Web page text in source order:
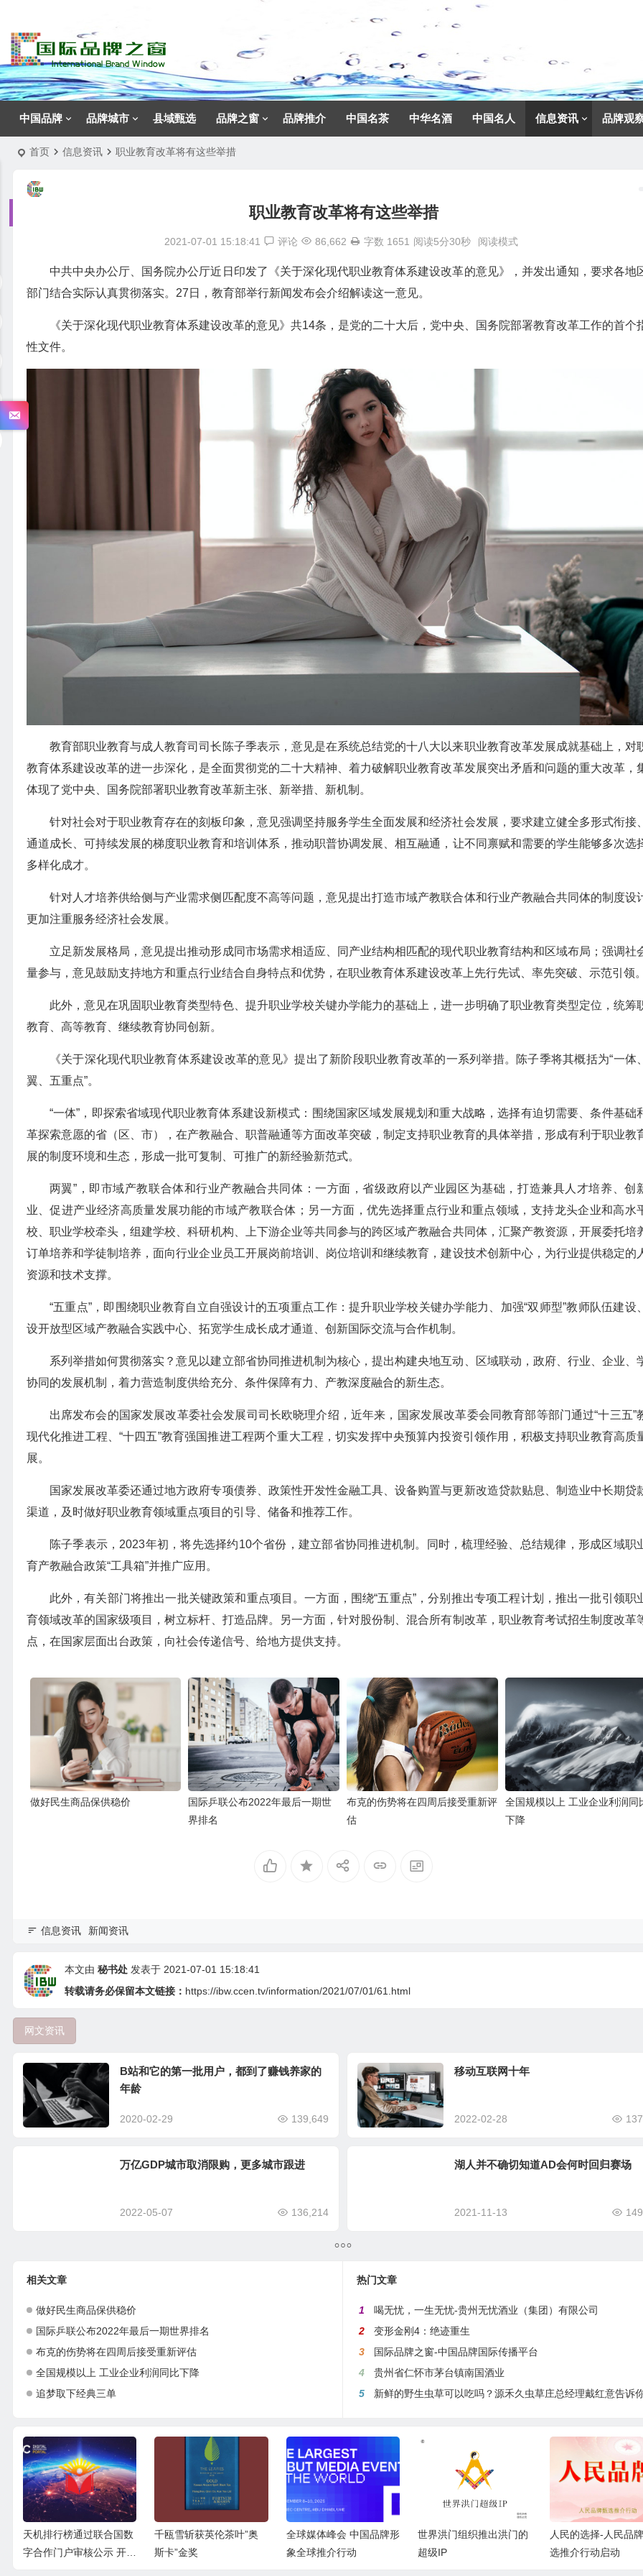
中国品牌 品牌城市 县域甄选 品牌之窗 品牌推介 中国名茶 中华名酒 中国名人 信息资讯 品牌观
首页 信息资讯 职业教育改革将有这些举措
职业教育改革将有这些举措
2021-07-01 15:18:41 评论 86,662 字数 1651 阅读5分30秒 阅读模式
中共中央办公厅、国务院办公厅近日印发了《关于深化现代职业教育体系建设改革的意见》，并发出通知，要求各地
部门结合实际认真贯彻落实。27日，教育部举行新闻发布会介绍解读这一意见。
《关于深化现代职业教育体系建设改革的意见》共14条，是党的二十大后，党中央、国务院部署教育改革工作的首个
性文件。
教育部职业教育与成人教育司司长陈子季表示，意见是在系统总结党的十八大以来职业教育改革发展成就基础上，对
教育体系建设改革的进一步深化，是全面贯彻党的二十大精神、着力破解职业教育改革发展突出矛盾和问题的重大改革，
体现了党中央、国务院部署职业教育改革新主张、新举措、新机制。
针对社会对于职业教育存在的刻板印象，意见强调坚持服务学生全面发展和经济社会发展，要求建立健全多形式衔接
通道成长、可持续发展的梯度职业教育和培训体系，推动职普协调发展、相互融通，让不同禀赋和需要的学生能够多次选
多样化成才。
针对人才培养供给侧与产业需求侧匹配度不高等问题，意见提出打造市域产教联合体和行业产教融合共同体的制度设
更加注重服务经济社会发展。
立足新发展格局，意见提出推动形成同市场需求相适应、同产业结构相匹配的现代职业教育结构和区域布局；强调社
量参与，意见鼓励支持地方和重点行业结合自身特点和优势，在职业教育体系建设改革上先行先试、率先突破、示范引领
此外，意见在巩固职业教育类型特色、提升职业学校关键办学能力的基础上，进一步明确了职业教育类型定位，统筹
教育、高等教育、继续教育协同创新。
《关于深化现代职业教育体系建设改革的意见》提出了新阶段职业教育改革的一系列举措。陈子季将其概括为“一体
翼、五重点”。
“一体”，即探索省域现代职业教育体系建设新模式：围绕国家区域发展规划和重大战略，选择有迫切需要、条件基础
革探索意愿的省（区、市），在产教融合、职普融通等方面改革突破，制定支持职业教育的具体举措，形成有利于职业教
展的制度环境和生态，形成一批可复制、可推广的新经验新范式。
两翼”，即市域产教联合体和行业产教融合共同体：一方面，省级政府以产业园区为基础，打造兼具人才培养、创
业、促进产业经济高质量发展功能的市域产教联合体；另一方面，优先选择重点行业和重点领域，支持龙头企业和高水
校、职业学校牵头，组建学校、科研机构、上下游企业等共同参与的跨区域产教融合共同体，汇聚产教资源，开展委托培
订单培养和学徒制培养，面向行业企业员工开展岗前培训、岗位培训和继续教育，建设技术创新中心，为行业提供稳定的
资源和技术支撑。
“五重点”，即围绕职业教育自立自强设计的五项重点工作：提升职业学校关键办学能力、加强“双师型”教师队伍建设
设开放型区域产教融合实践中心、拓宽学生成长成才通道、创新国际交流与合作机制。
系列举措如何贯彻落实？意见以建立部省协同推进机制为核心，提出构建央地互动、区域联动，政府、行业、企业、
协同的发展机制，着力营造制度供给充分、条件保障有力、产教深度融合的新生态。
出席发布会的国家发展改革委社会发展司司长欧晓理介绍，近年来，国家发展改革委会同教育部等部门通过“十三五”
现代化推进工程、“十四五”教育强国推进工程两个重大工程，切实发挥中央预算内投资引领作用，积极支持职业教育高质
展。
国家发展改革委还通过地方政府专项债券、政策性开发性金融工具、设备购置与更新改造贷款贴息、制造业中长期贷
渠道，及时做好职业教育领域重点项目的引导、储备和推荐工作。
陈子季表示，2023年初，将先选择约10个省份，建立部省协同推进机制。同时，梳理经验、总结规律，形成区域职
育产教融合政策“工具箱”并推广应用。
此外，有关部门将推出一批关键政策和重点项目。一方面，围绕“五重点”，分别推出专项工程计划，推出一批引领职
育领域改革的国家级项目，树立标杆、打造品牌。另一方面，针对股份制、混合所有制改革，职业教育考试招生制度改革
点，在国家层面出台政策，向社会传递信号、给地方提供支持。
做好民生商品保供稳价
国际乒联公布2022年最后一期世
界排名
布克的伤势将在四周后接受重新评
估
全国规模以上 工业企业利润同
下降
信息资讯 新闻资讯
本文由 秘书处发表于 2021-07-01 15:18:41
转载请务必保留本文链接： https://ibw.ccen.tv/information/2021/07/01/61.html
网文资讯
B站和它的第一批用户，都到了赚钱养家的
年龄
2020-02-29 139,649
移动互联网十年
2022-02-28
万亿GDP城市取消限购，更多城市跟进
2022-05-07 136,214
湖人并不确切知道AD会何时回归赛场
2021-11-13
相关文章
做好民生商品保供稳价
国际乒联公布2022年最后一期世界排名
布克的伤势将在四周后接受重新评估
全国规模以上 工业企业利润同比下降
追梦取下经典三单
热门文章
1
喝无忧，一生无忧-贵州无忧酒业（集团）有限公司
2
变形金刚4：绝迹重生
3
国际品牌之窗-中国品牌国际传播平台
4
贵州省仁怀市茅台镇南国酒业
5
新鲜的野生虫草可以吃吗？源禾久虫草庄总经理戴红意告诉
千瓯雪斩获英伦茶叶”奥
斯卡”金奖
全球媒体峰会 中国品牌形
象全球推介行动
世界洪门组织推出洪门的
超级IP
人民的选择-人民品牌甄
选推介行动启动
登封市少室山武术学
中国记录通讯社签订